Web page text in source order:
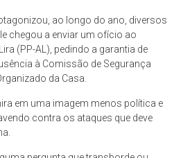
ao longo do ano, diversos
chegou a enviar um ofício ao
(PP-AL), pedindo a garantia de
à Comissão de Segurança
da Casa.
em uma imagem menos política e
contra os ataques que deve